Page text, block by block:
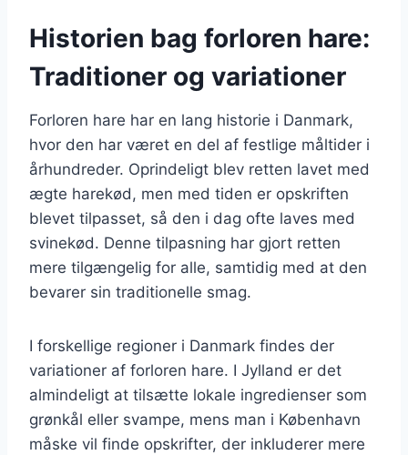
Historien bag forloren hare:
Traditioner og variationer
Forloren hare har en lang historie i Danmark,
hvor den har været en del af festlige måltider i
århundreder. Oprindeligt blev retten lavet med
ægte harekød, men med tiden er opskriften
blevet tilpasset, så den i dag ofte laves med
svinekød. Denne tilpasning har gjort retten
mere tilgængelig for alle, samtidig med at den
bevarer sin traditionelle smag.
I forskellige regioner i Danmark findes der
variationer af forloren hare. I Jylland er det
almindeligt at tilsætte lokale ingredienser som
grønkål eller svampe, mens man i København
måske vil finde opskrifter, der inkluderer mere